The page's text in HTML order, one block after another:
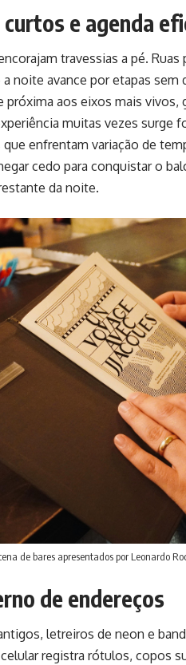
e agenda
travessias a pé.
noite avance por etapas
próxima aos eixos mais vivos,
muitas vezes surge
enfrentam variação de
cedo para conquistar o
da noite.
de bares apresentados por Leonardo
de endereços
letreiros de neon e
registra rótulos, copos